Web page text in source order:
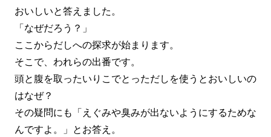
おいしいと答えました。
「なぜだろう？」
ここからだしへの探求が始まります。
そこで、われらの出番です。
頭と腹を取ったいりこでとっただしを使うとおいしいの
はなぜ？
その疑問にも「えぐみや臭みが出ないようにするためな
んですよ。」とお答え。